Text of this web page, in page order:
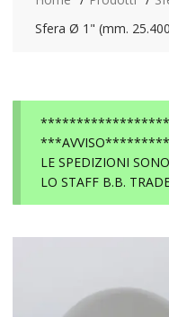
Sfera Ø 1" (mm.
LE SPEDIZIONI
LO STAFF B.B.